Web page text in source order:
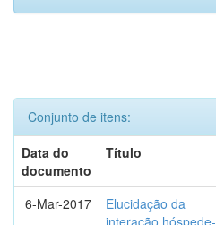
Conjunto de itens:
Data do
documento
Título
6-Mar-2017
Elucidação da
interação hóspede-